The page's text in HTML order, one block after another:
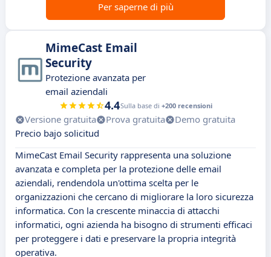
Per saperne di più
MimeCast Email
Security
Protezione avanzata per
email aziendali
4.4Sulla base di +200 recensioni
Versione gratuita Prova gratuita
Demo gratuita
Precio bajo solicitud
MimeCast Email Security rappresenta una soluzione
avanzata e completa per la protezione delle email
aziendali, rendendola un'ottima scelta per le
organizzazioni che cercano di migliorare la loro sicurezza
informatica. Con la crescente minaccia di attacchi
informatici, ogni azienda ha bisogno di strumenti efficaci
per proteggere i dati e preservare la propria integrità
operativa.